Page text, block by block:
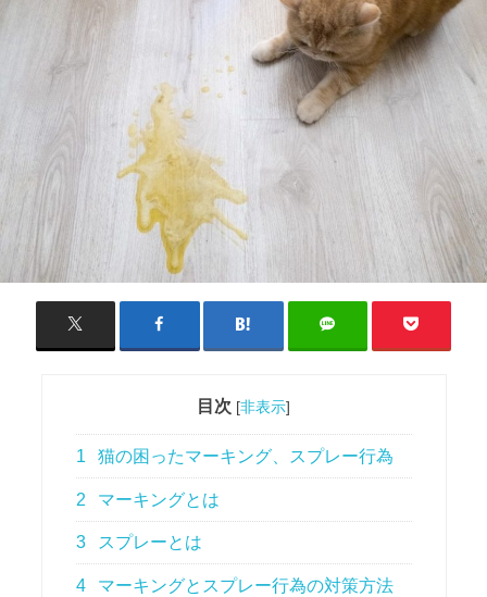
目次 [非表示]
1 猫の困ったマーキング、スプレー行為
2 マーキングとは
3 スプレーとは
4 マーキングとスプレー行為の対策方法